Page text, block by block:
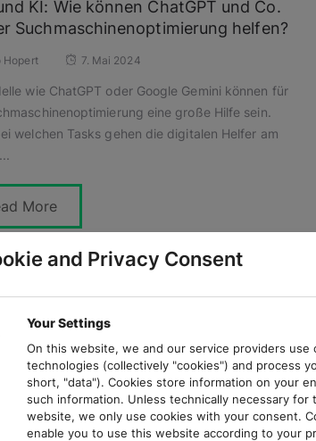
KI: Wie können ChatGPT und Co.
Suchmaschinenoptimierung helfen?
Hopert 7. Mai 2024
wie ChatGPT oder Google Gemini können für
eine große Hilfe sein.
welchen Tasks gehen die digitalen Helfer am
More
Gräser
ist Suchmaschinenoptimierung, kurz SEO, kein
Trend mehr, doch noch immer begegnen
dem Thema mit großem Respekt
es nur...
and Privacy Consent
Your Settings
On this website, we and our service providers use
technologies (collectively "cookies") and process
short, "data"). Cookies store information on your
such information. Unless technically necessary for
website, we only use cookies with your consent.
enable you to use this website according to your